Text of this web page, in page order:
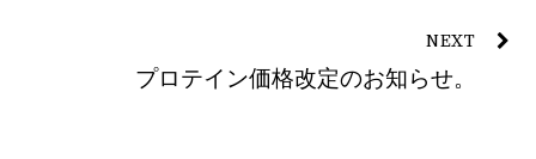
NEXT
プロテイン価格改定のお知らせ。